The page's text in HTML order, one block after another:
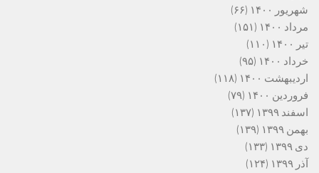
شهریور ۱۴۰۰
(۶۶)
مرداد ۱۴۰۰
(۱۵۱)
تیر ۱۴۰۰
(۱۱۰)
خرداد ۱۴۰۰
(۹۵)
اردیبهشت ۱۴۰۰
(۱۱۸)
فروردین ۱۴۰۰
(۷۹)
اسفند ۱۳۹۹
(۱۳۷)
بهمن ۱۳۹۹
(۱۳۹)
دی ۱۳۹۹
(۱۳۳)
آذر ۱۳۹۹
(۱۲۴)